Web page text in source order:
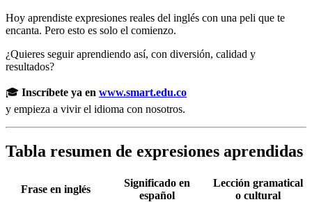
Hoy aprendiste expresiones reales del inglés con una peli que te
encanta. Pero esto es solo el comienzo.
¿Quieres seguir aprendiendo así, con diversión, calidad y
resultados?
🎓 Inscríbete ya en www.smart.edu.co
y empieza a vivir el idioma con nosotros.
Tabla resumen de expresiones aprendidas
Frase en inglés
Significado en
español
Lección gramatical
o cultural